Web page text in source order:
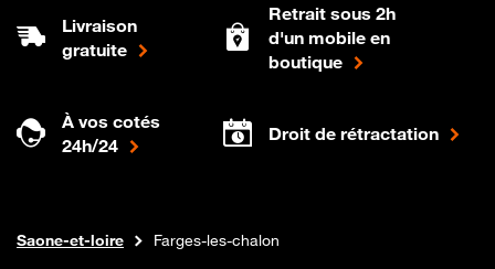
Livraison
gratuite
Retrait sous 2h
d'un mobile en
boutique
À vos cotés
24h/24
Droit de rétractation
Boutique Orange
Internet fibreBourgogne-franche-comte
Saone-et-loire Farges-les-chalon